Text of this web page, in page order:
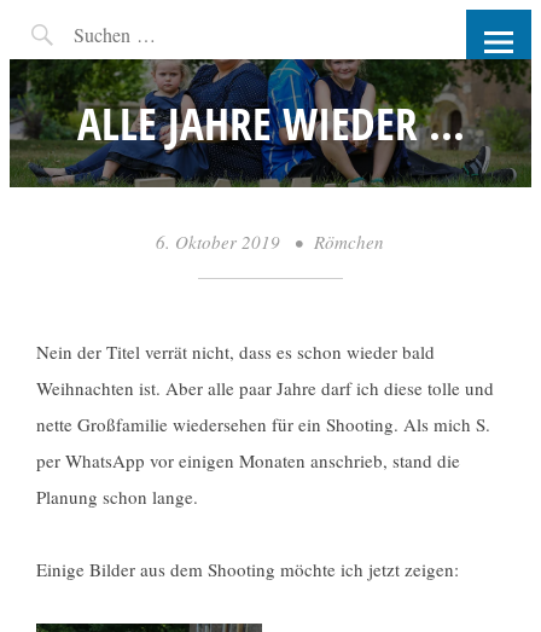
RW-PHOTOGRAPHY |
FOTOGRAFIN COTTBUS UND
UMGEBUNG
ALLE JAHRE WIEDER …
6. Oktober 2019 • Römchen
Nein der Titel verrät nicht, dass es schon wieder bald
Weihnachten ist. Aber alle paar Jahre darf ich diese tolle und
nette Großfamilie wiedersehen für ein Shooting. Als mich S.
per WhatsApp vor einigen Monaten anschrieb, stand die
Planung schon lange.
Einige Bilder aus dem Shooting möchte ich jetzt zeigen: